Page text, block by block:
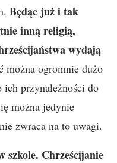
Będąc już i tak
inną religią,
wydają
można ogromnie dużo
ich przynależności do
można jedynie
zwraca na to uwagi.
Chrześcijanie